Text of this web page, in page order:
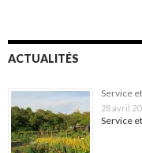
ACTUALITÉS
Service
28 avril
Service